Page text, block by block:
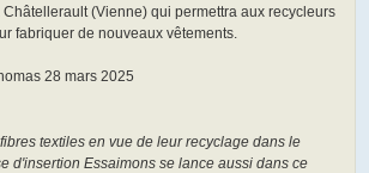
(Vienne) qui permettra aux recycleurs
fabriquer de nouveaux vêtements.
28 mars 2025
textiles en vue de leur recyclage dans le
d'insertion Essaimons se lance aussi dans ce